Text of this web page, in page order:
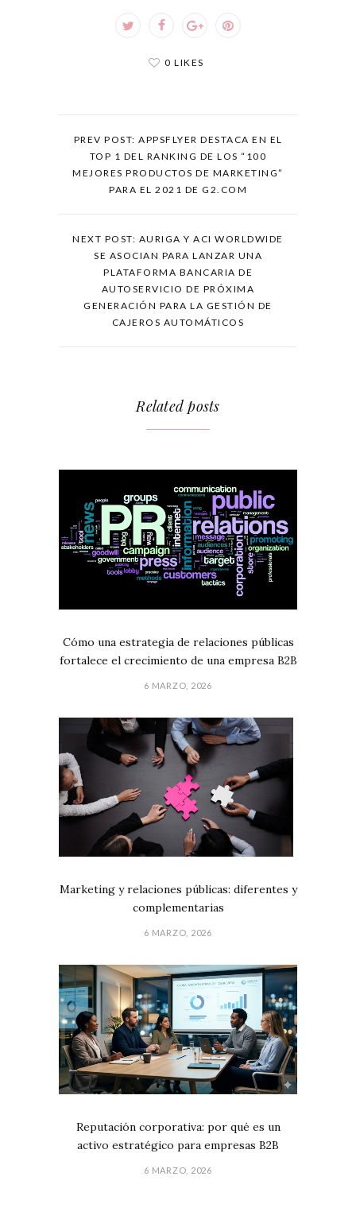
0 LIKES
PREV POST: APPSFLYER DESTACA EN EL
TOP 1 DEL RANKING DE LOS “100
MEJORES PRODUCTOS DE MARKETING”
PARA EL 2021 DE G2.COM
NEXT POST: AURIGA Y ACI WORLDWIDE
SE ASOCIAN PARA LANZAR UNA
PLATAFORMA BANCARIA DE
AUTOSERVICIO DE PRÓXIMA
GENERACIÓN PARA LA GESTIÓN DE
CAJEROS AUTOMÁTICOS
Related posts
Cómo una estrategia de relaciones públicas
fortalece el crecimiento de una empresa B2B
6 MARZO, 2026
Marketing y relaciones públicas: diferentes y
complementarias
6 MARZO, 2026
Reputación corporativa: por qué es un
activo estratégico para empresas B2B
6 MARZO, 2026